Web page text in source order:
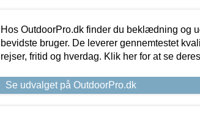
Hos OutdoorPro.dk finder du beklædning og
bevidste bruger. De leverer gennemtestet
rejser, fritid og hverdag. Klik her for at se
Se udvalget på OutdoorPro.dk